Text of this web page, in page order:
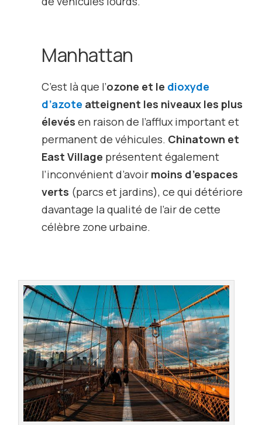
Manhattan
C’est là que l’ozone et le dioxyde
d’azote atteignent les niveaux les plus
élevésen raison de l’afflux important et
permanent de véhicules. Chinatown et
East Village présentent également
l’inconvénient d’avoir moins d’espaces
verts (parcs et jardins), ce qui détériore
davantage la qualité de l’air de cette
célèbre zone urbaine.